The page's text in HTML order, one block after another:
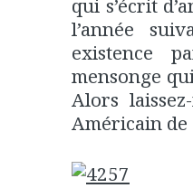
qui s’écrit
l’année
existence
mensonge
Alors
Américain de